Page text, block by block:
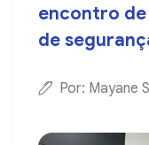
encontro
de
Por: Mayane